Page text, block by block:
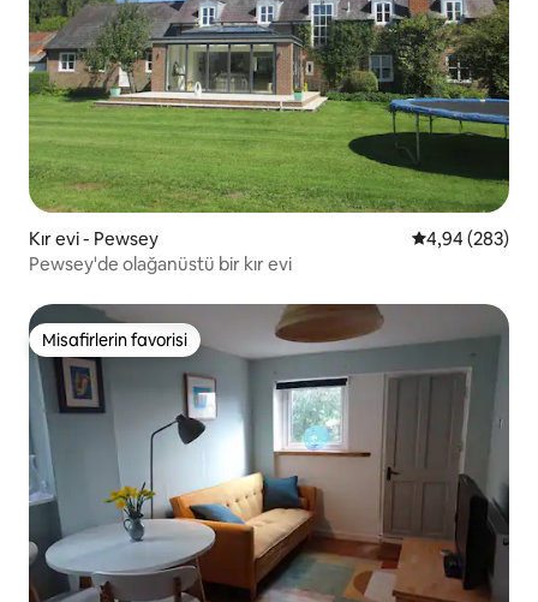
Kır evi - Pewsey 5 üzerinden
4,94 (283)
Pewsey'de olağanüstü bir kır evi
Misafirlerin favorisi
Misafirlerin favorisi